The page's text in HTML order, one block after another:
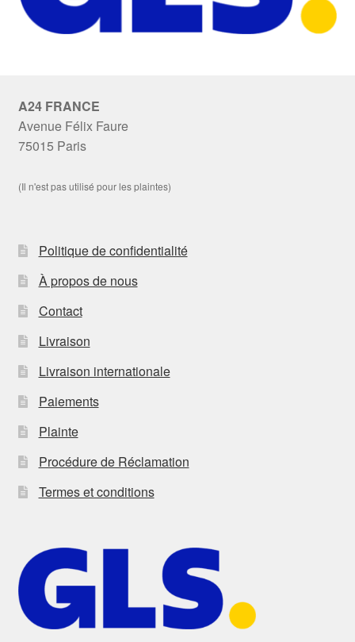
A24 FRANCE
Avenue Félix Faure
75015 Paris
(Il n'est pas utilisé pour les plaintes)
Politique de confidentialité
À propos de nous
Contact
Livraison
Livraison internationale
Paiements
Plainte
Procédure de Réclamation
Termes et conditions